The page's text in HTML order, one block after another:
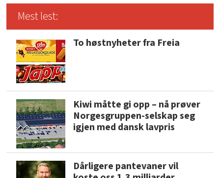
Mest lest:
To høstnyheter fra Freia
Kiwi måtte gi opp – nå prøver
Norgesgruppen-selskap seg
igjen med dansk lavpris
Dårligere pantevaner vil